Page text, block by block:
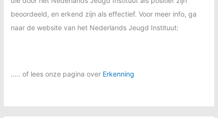
beoordeeld, en erkend zijn als effectief. Voor meer info, ga
naar de website van het Nederlands Jeugd Instituut:
..... of lees onze pagina over Erkenning